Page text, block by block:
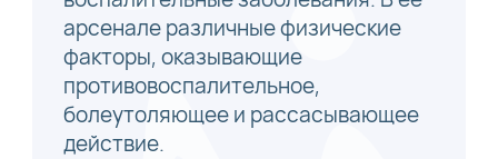
арсенале различные физические
факторы, оказывающие
противовоспалительное,
болеутоляющее и рассасывающее
действие.